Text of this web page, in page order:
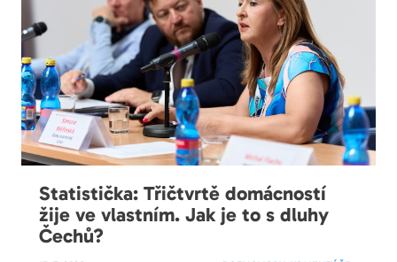
Statistička: Třičtvrtě domácností
žije ve vlastním. Jak je to s dluhy
Čechů?